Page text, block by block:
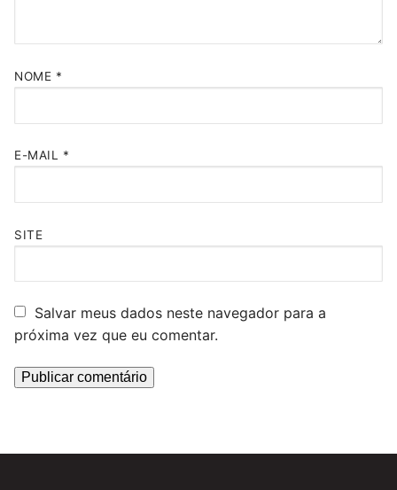
NOME *
E-MAIL *
SITE
Salvar meus dados neste navegador para a
próxima vez que eu comentar.